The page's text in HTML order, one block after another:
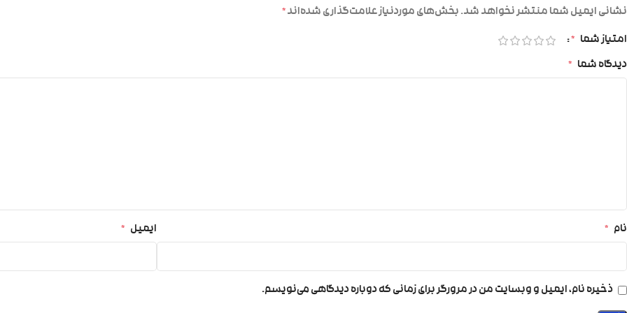
نشانی ایمیل شما منتشر نخواهد شد.بخش‌های موردنیاز علامت‌گذاری شده‌اند*
امتیاز شما *
دیدگاه شما *
نام * ایمیل *
ذخیره نام، ایمیل و وبسایت من در مرورگر برای زمانی که دوباره دیدگاهی می‌نویسم.